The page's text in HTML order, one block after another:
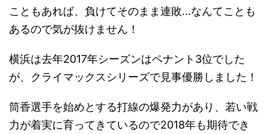
こともあれば、負けてそのまま連敗…なんてことも
あるので気が抜けません！
横浜は去年2017年シーズンはペナント3位でした
が、クライマックスシリーズで見事優勝しました！
筒香選手を始めとする打線の爆発力があり、若い戦
力が着実に育ってきているので2018年も期待でき